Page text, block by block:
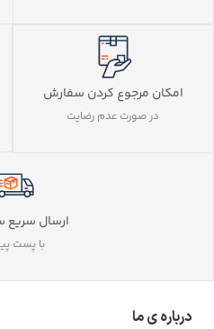
امکان مرجوع کردن سفارش
در صورت عدم رضایت
ارسال سریع
با پست
درباره ی ما